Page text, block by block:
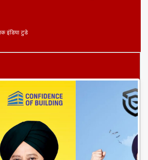
इंडिया टुडे